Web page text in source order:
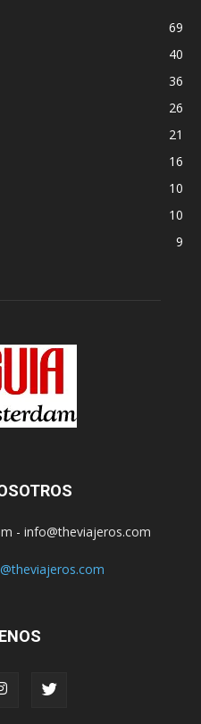
69
40
36
26
21
16
10
10
9
- info@theviajeros.com